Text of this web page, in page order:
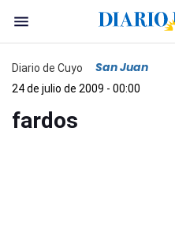
Diario de Cuyo San Juan
24 de julio de 2009 - 00:00
fardos